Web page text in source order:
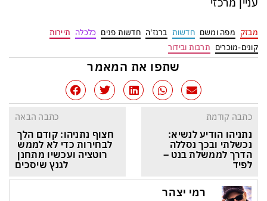
עניין מרכזי
מבזק מפה ומשם חדשות ברנז'ה חדשות פנים כלכלה תיירות
קונים-מוכרים תרבות ובידור
שתפו את המאמר
כתבה קודמת
נתניהו הודיע לנשיא:
נכשלתי ובכך נסללה
הדרך לממשלת בנט –
לפיד
כתבה הבאה
חצוף נתניהו: קודם הלך
לבחירות כדי לא לממש
רוטציה ועכשיו מתחנן
לגנץ שיסכים
רמי יצהר